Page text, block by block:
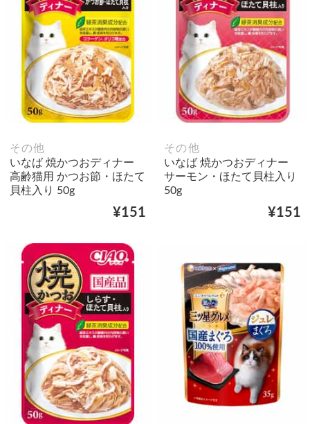
その他
いなば 焼かつおディナー
高齢猫用 かつお節・ほたて
貝柱入り 50g
¥151
その他
いなば 焼かつおディナー
サーモン・ほたて貝柱入り
50g
¥151